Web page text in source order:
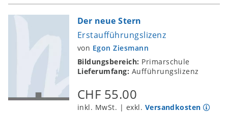
Der neue Stern
Erstaufführungslizenz
von Egon Ziesmann
Bildungsbereich: Primarschule
Lieferumfang: Aufführungslizenz
CHF 55.00
inkl. MwSt. | exkl. Versandkosten